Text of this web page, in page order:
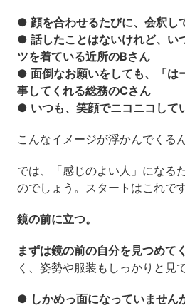
● 顔を合わせるたびに、会釈し
● 話したことはないけれど、い
ツを着ている近所のBさん
● 面倒なお願いをしても、「は
事してくれる総務のCさん
● いつも、笑顔でニコニコして
こんなイメージが浮かんでくる
では、「感じのよい人」になる
のでしょう。スタートはこれです
鏡の前に立つ。
まずは鏡の前の自分を見つめて
く、姿勢や服装もしっかりと見
● しかめっ面になっていません